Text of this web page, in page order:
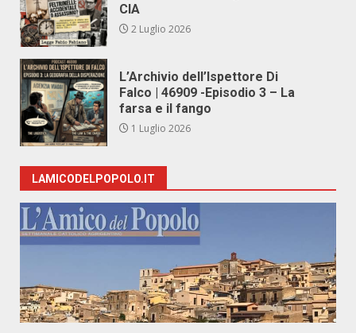
CIA
2 Luglio 2026
L’Archivio dell’Ispettore Di
Falco | 46909 -Episodio 3 – La
farsa e il fango
1 Luglio 2026
LAMICODELPOPOLO.IT